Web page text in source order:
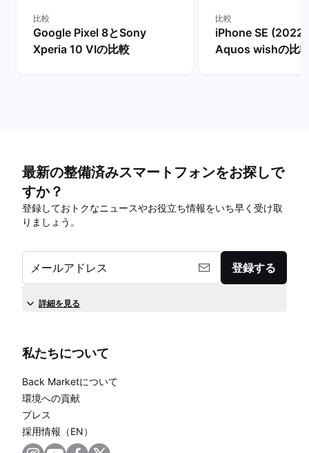
比較
Google Pixel 8とSony
Xperia 10 VIの比較
比較
iPhone SE
Aquos wishの比
最新の整備済みスマートフォンをお探しで
すか？
登録しておトクなニュースやお役立ち情報をいち早く受け取
りましょう。
メールアドレス 登録する
詳細を見る
私たちについて
Back Marketについて
環境への貢献
プレス
採用情報（EN）